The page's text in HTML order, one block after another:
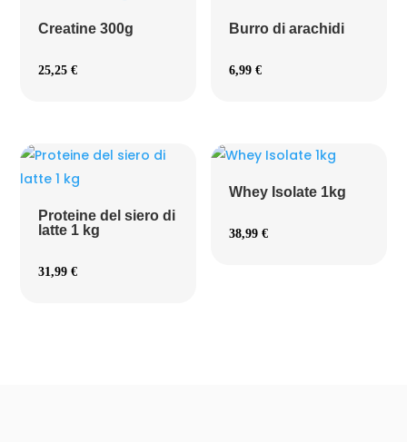
Creatine 300g
25,25€
Burro di arachidi
6,99€
Proteine del siero di
latte 1 kg
31,99€
Whey Isolate 1kg
38,99€